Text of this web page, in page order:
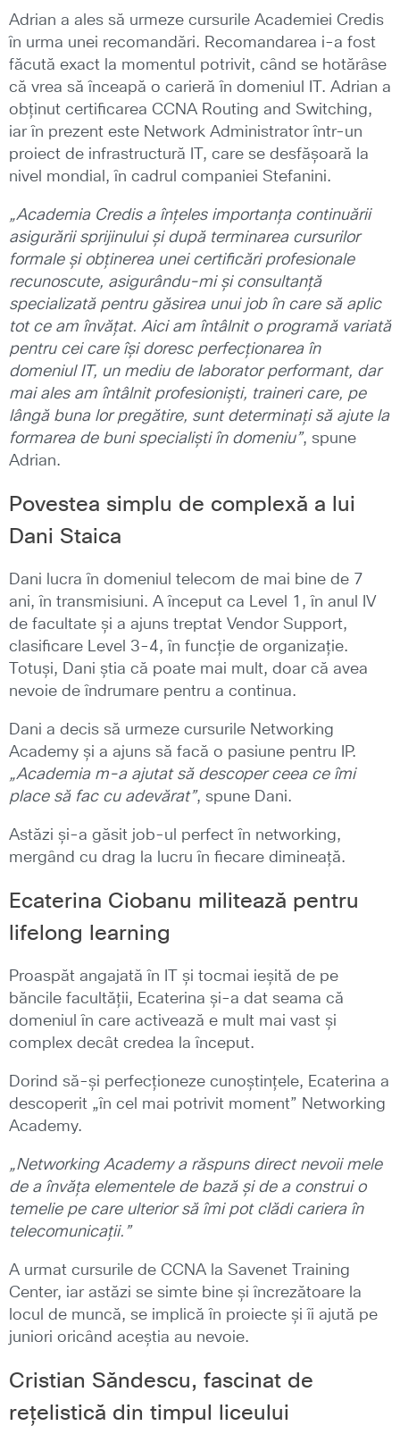
Adrian a ales să urmeze cursurile Academiei Credis
în urma unei recomandări. Recomandarea i-a fost
făcută exact la momentul potrivit, când se hotărâse
că vrea să înceapă o carieră în domeniul IT. Adrian a
obținut certificarea CCNA Routing and Switching,
iar în prezent este Network Administrator într-un
proiect de infrastructură IT, care se desfășoară la
nivel mondial, în cadrul companiei Stefanini.
„Academia Credis a înțeles importanța continuării
asigurării sprijinului și după terminarea cursurilor
formale și obținerea unei certificări profesionale
recunoscute, asigurându-mi și consultanță
specializată pentru găsirea unui job în care să aplic
tot ce am învățat. Aici am întâlnit o programă variată
pentru cei care își doresc perfecționarea în
domeniul IT, un mediu de laborator performant, dar
mai ales am întâlnit profesioniști, traineri care, pe
lângă buna lor pregătire, sunt determinați să ajute la
formarea de buni specialiști în domeniu”, spune
Adrian.
Povestea simplu de complexă a lui
Dani Staica
Dani lucra în domeniul telecom de mai bine de 7
ani, în transmisiuni. A început ca Level 1, în anul IV
de facultate și a ajuns treptat Vendor Support,
clasificare Level 3-4, în funcție de organizație.
Totuși, Dani știa că poate mai mult, doar că avea
nevoie de îndrumare pentru a continua.
Dani a decis să urmeze cursurile Networking
Academy și a ajuns să facă o pasiune pentru IP.
„Academia m-a ajutat să descoper ceea ce îmi
place să fac cu adevărat”, spune Dani.
Astăzi și-a găsit job-ul perfect în networking,
mergând cu drag la lucru în fiecare dimineață.
Ecaterina Ciobanu militează pentru
lifelong learning
Proaspăt angajată în IT și tocmai ieșită de pe
băncile facultății, Ecaterina și-a dat seama că
domeniul în care activează e mult mai vast și
complex decât credea la început.
Dorind să-și perfecționeze cunoștințele, Ecaterina a
descoperit „în cel mai potrivit moment” Networking
Academy.
„Networking Academy a răspuns direct nevoii mele
de a învăța elementele de bază și de a construi o
temelie pe care ulterior să îmi pot clădi cariera în
telecomunicații.”
A urmat cursurile de CCNA la Savenet Training
Center, iar astăzi se simte bine și încrezătoare la
locul de muncă, se implică în proiecte și îi ajută pe
juniori oricând aceștia au nevoie.
Cristian Săndescu, fascinat de
rețelistică din timpul liceului